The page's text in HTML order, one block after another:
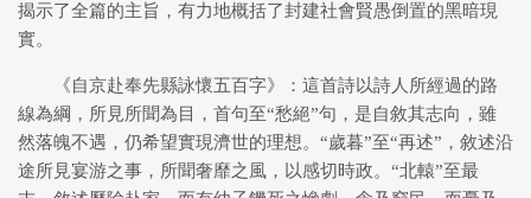
揭示了全篇的主旨，有力地概括了封建社會賢愚倒置的黑暗現
實。
《自京赴奉先縣詠懷五百字》：這首詩以詩人所經過的路
線為綱，所見所聞為目，首句至“愁絕”句，是自敘其志向，雖
然落魄不遇，仍希望實現濟世的理想。“歲暮”至“再述”，敘述沿
途所見宴游之事，所聞奢靡之風，以感切時政。“北轅”至最